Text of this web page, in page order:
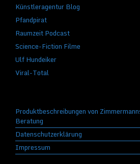
Künstleragentur Blog
Pfandpirat
Raumzeit Podcast
Science-Fiction Filme
Ulf Hundeiker
Viral-Total
Produktbeschreibungen von
Beratung
Datenschutzerklärung
Impressum